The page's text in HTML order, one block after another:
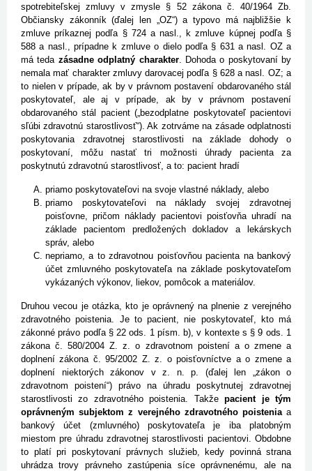
spotrebiteľskej zmluvy v zmysle § 52 zákona č. 40/1964 Zb.
Občiansky zákonník (ďalej len „OZ“) a typovo má najbližšie k
zmluve príkaznej podľa § 724 a nasl., k zmluve kúpnej podľa §
588 a nasl., prípadne k zmluve o dielo podľa § 631 a nasl. OZ a
má teda zásadne odplatný charakter. Dohoda o poskytovaní by
nemala mať charakter zmluvy darovacej podľa § 628 a nasl. OZ; a
to nielen v prípade, ak by v právnom postavení obdarovaného stál
poskytovateľ, ale aj v prípade, ak by v právnom postavení
obdarovaného stál pacient („bezodplatne poskytovateľ pacientovi
sľúbi zdravotnú starostlivosť“). Ak zotrváme na zásade odplatnosti
poskytovania zdravotnej starostlivosti na základe dohody o
poskytovaní, môžu nastať tri možnosti úhrady pacienta za
poskytnutú zdravotnú starostlivosť, a to: pacient hradí
priamo poskytovateľovi na svoje vlastné náklady, alebo
priamo poskytovateľovi na náklady svojej zdravotnej
poisťovne, pričom náklady pacientovi poisťovňa uhradí na
základe pacientom predložených dokladov a lekárskych
správ, alebo
nepriamo, a to zdravotnou poisťovňou pacienta na bankový
účet zmluvného poskytovateľa na základe poskytovateľom
vykázaných výkonov, liekov, pomôcok a materiálov.
Druhou vecou je otázka, kto je oprávnený na plnenie z verejného
zdravotného poistenia. Je to pacient, nie poskytovateľ, kto má
zákonné právo podľa § 22 ods. 1 písm. b), v kontexte s § 9 ods. 1
zákona č. 580/2004 Z. z. o zdravotnom poistení a o zmene a
doplnení zákona č. 95/2002 Z. z. o poisťovníctve a o zmene a
doplnení niektorých zákonov v z. n. p. (ďalej len „zákon o
zdravotnom poistení“) právo na úhradu poskytnutej zdravotnej
starostlivosti zo zdravotného poistenia. Takžepacient je tým
oprávneným subjektom z verejného zdravotného poisteniaa
bankový účet (zmluvného) poskytovateľa je iba platobným
miestom pre úhradu zdravotnej starostlivosti pacientovi. Obdobne
to platí pri poskytovaní právnych služieb, kedy povinná strana
uhrádza trovy právneho zastúpenia síce oprávnenému, ale na